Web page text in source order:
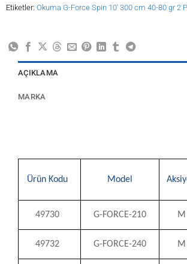
Etiketler: Okuma G-Force Spin 10' 300 cm 40-80 gr 2
AÇIKLAMA
MARKA
Ürün Kodu Model
49730 G-FORCE-210 M
49732 G-FORCE-240 M